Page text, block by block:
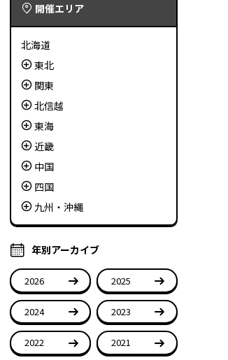
開催エリア
北海道
東北
関東
北信越
東海
近畿
中国
四国
九州・沖縄
年別アーカイブ
2026 2025
2024 2023
2022 2021